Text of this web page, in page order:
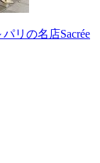
リの名店Sacrée